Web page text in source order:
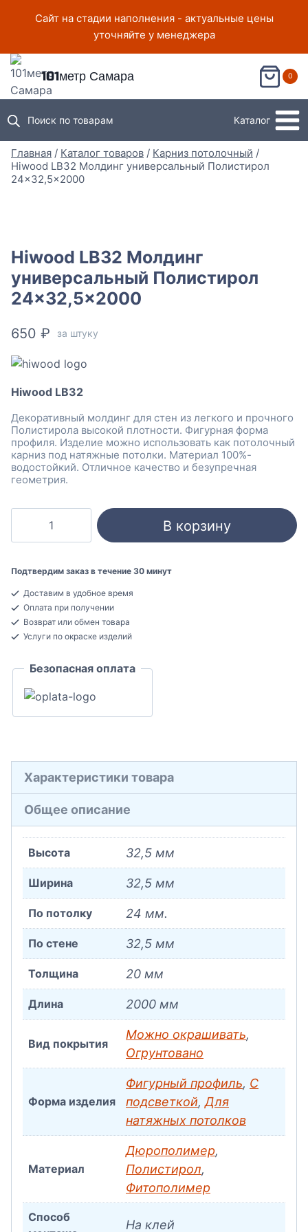
Сайт на стадии наполнения - актуальные цены
уточняйте у менеджера
101метр Самара 0
Поиск по товарам Каталог
Главная / Каталог товаров / Карниз потолочный /
Hiwood LB32 Молдинг универсальный Полистирол
24×32,5×2000
Hiwood LB32 Молдинг
универсальный Полистирол
24×32,5×2000
650 ₽ за штуку
Hiwood LB32
Декоративный молдинг для стен из легкого и прочного
Полистирола высокой плотности. Фигурная форма
профиля. Изделие можно использовать как потолочный
карниз под натяжные потолки. Материал 100%-
водостойкий. Отличное качество и безупречная
геометрия.
LB32
универсальный
Полистирол
24x32,5x2000
В корзину
Подтвердим заказ в течение 30 минут
Доставим в удобное время
Оплата при получении
Возврат или обмен товара
Услуги по окраске изделий
Безопасная оплата
Характеристики товара
Общее описание
Высота 32,5 мм
Ширина 32,5 мм
По потолку 24 мм.
По стене 32,5 мм
Толщина 20 мм
Длина 2000 мм
Вид покрытия
Можно окрашивать,
Огрунтовано
Форма изделия
Фигурный профиль, С
подсветкой, Для
натяжных потолков
Материал
Дюрополимер,
Полистирол,
Фитополимер
Способ
На клей